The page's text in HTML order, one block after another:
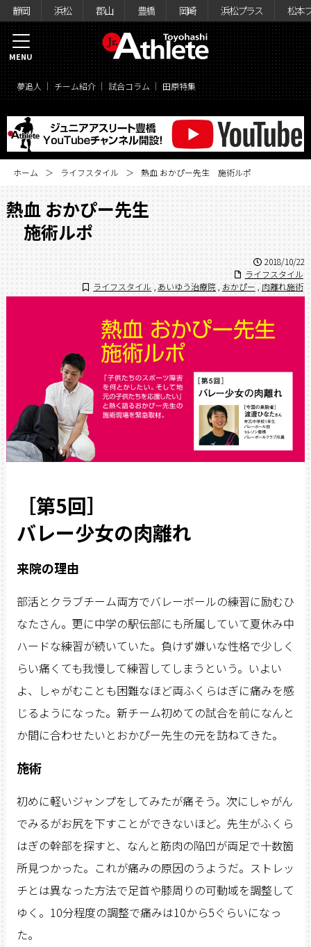
静岡 浜松 郡山 豊橋 岡崎 浜松プラス 松本
夢追人 チーム紹介 試合コラム 田原特集
MENU
ホーム ライフスタイル 熱血 おかぴー先生 施術ルポ
熱血 おかぴー先生
施術ルポ
2018/10/22
ライフスタイル
ライフスタイル
あいゆう治療院 おかぴー 肉離れ施術
［第5回］
バレー少女の肉離れ
来院の理由
部活とクラブチーム両方でバレーボールの練習に励むひ
なたさん。更に中学の駅伝部にも所属していて夏休み中
ハードな練習が続いていた。負けず嫌いな性格で少しく
らい痛くても我慢して練習してしまうという。いよい
よ、しゃがむことも困難なほど両ふくらはぎに痛みを感
じるようになった。新チーム初めての試合を前になんと
か間に合わせたいとおかぴー先生の元を訪ねてきた。
施術
初めに軽いジャンプをしてみたが痛そう。次にしゃがん
でみるがお尻を下すことができないほど。先生がふくら
はぎの幹部を探すと、なんと筋肉の陥凹が両足で十数箇
所見つかった。これが痛みの原因のうようだ。ストレッ
チとは異なった方法で足首や膝周りの可動域を調整して
ゆく。10分程度の調整で痛みは10から5ぐらいになっ
た。